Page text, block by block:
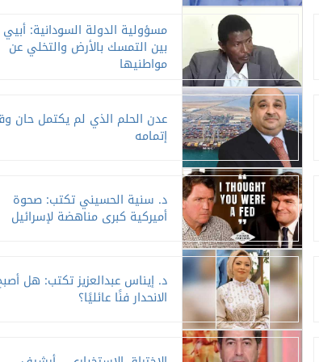
مسؤولية الدولة السودانية: أبيي
بين التمسك بالأرض والتخلي عن
مواطنيها
عدن الحلم الذي لم يكتمل حان
إتمامه
د. سنية الحسيني تكتب: صحوة
أميركية كبرى مناهضة لإسرائيل
د. إيناس عبدالعزيز تكتب: هل
الانحدار فنًا عائليًا؟